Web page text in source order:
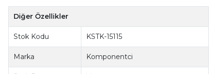
Diğer Özellikler
Stok Kodu KSTK-15115
Marka Komponentci